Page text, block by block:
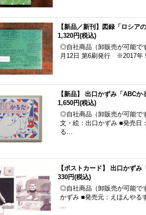
【新品／新刊】図録「ロシア
1,320円(税込)
◎自社商品（卸販売が可能で
月12日 第6刷発行 ※2017年
【新品】 出口かずみ「ABC
1,650円(税込)
◎自社商品（卸販売が可能で
文・絵：出口かずみ ■発売日
る…
【ポストカード】 出口かずみ
330円(税込)
◎自社商品（卸販売が可能で
かずみ ■発売元：えほんやる
…